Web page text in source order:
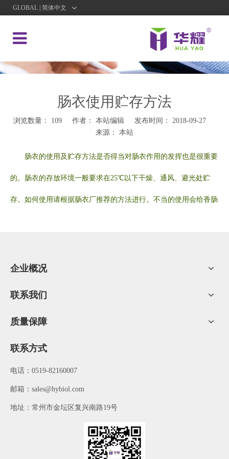
GLOBAL | 简体中文
肠衣使用贮存方法
浏览数量： 109作者： 本站编辑 发布时间： 2018-09-27
来源： 本站
肠衣的使用及贮存方法是否得当对肠衣作用的发挥也是很重要
的。肠衣的存放环境一般要求在25℃以下干燥、通风、避光处贮
存。如何使用请根据肠衣厂推荐的方法进行。不当的使用会给香肠
程中因肠衣结构被破坏而使其阻隔性下降，香肠会提前氧化变质或
化。③肠衣长时间的贮存，由于贮存条件的不完备，会使肠衣变
形，造成损失。一般建议贮存期为3个月。
企业概况
联系我们
质量保障
联系方式
电话：0519-82160007
​邮箱： sales@hybiol.com
地址：常州市金坛区复兴南路19号